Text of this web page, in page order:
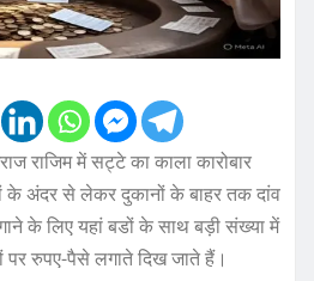
राजिम में सट्टे का काला कारोबार
अंदर से लेकर दुकानों के बाहर तक दांव
के लिए यहां बडों के साथ बड़ी संख्या में
रुपए-पैसे लगाते दिख जाते हैं।